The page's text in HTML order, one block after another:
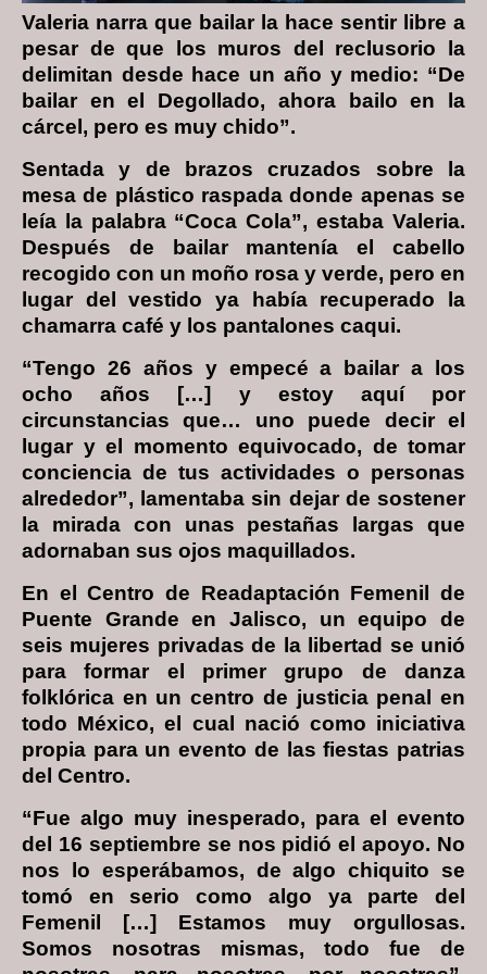
Valeria narra que bailar la hace sentir libre a
pesar de que los muros del reclusorio la
delimitan desde hace un año y medio: “De
bailar en el Degollado, ahora bailo en la
cárcel, pero es muy chido”.
Sentada y de brazos cruzados sobre la
mesa de plástico raspada donde apenas se
leía la palabra “Coca Cola”, estaba Valeria.
Después de bailar mantenía el cabello
recogido con un moño rosa y verde, pero en
lugar del vestido ya había recuperado la
chamarra café y los pantalones caqui.
“Tengo 26 años y empecé a bailar a los
ocho años […] y estoy aquí por
circunstancias que… uno puede decir el
lugar y el momento equivocado, de tomar
conciencia de tus actividades o personas
alrededor”, lamentaba sin dejar de sostener
la mirada con unas pestañas largas que
adornaban sus ojos maquillados.
En el Centro de Readaptación Femenil de
Puente Grande en Jalisco, un equipo de
seis mujeres privadas de la libertad se unió
para formar el primer grupo de danza
folklórica en un centro de justicia penal en
todo México, el cual nació como iniciativa
propia para un evento de las fiestas patrias
del Centro.
“Fue algo muy inesperado, para el evento
del 16 septiembre se nos pidió el apoyo. No
nos lo esperábamos, de algo chiquito se
tomó en serio como algo ya parte del
Femenil […] Estamos muy orgullosas.
Somos nosotras mismas, todo fue de